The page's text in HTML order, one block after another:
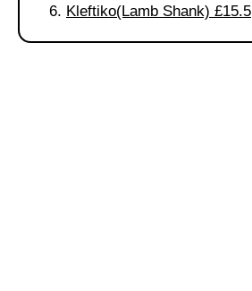
Kleftiko(Lamb Shank) £15.5